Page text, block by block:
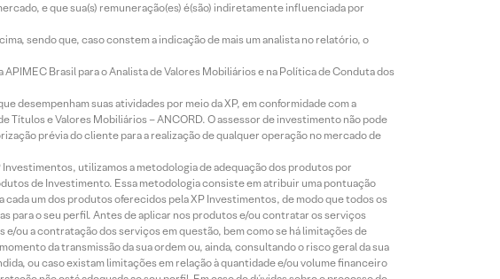
e que sua(s) remuneração(es) é(são) indiretamente influenciada por
sendo que, caso constem a indicação de mais um analista no relatório, o
Brasil para o Analista de Valores Mobiliários e na Política de Conduta dos
desempenham suas atividades por meio da XP, em conformidade com a
e Valores Mobiliários – ANCORD. O assessor de investimento não pode
prévia do cliente para a realização de qualquer operação no mercado de
utilizamos a metodologia de adequação dos produtos por
de Investimento. Essa metodologia consiste em atribuir uma pontuação
um dos produtos oferecidos pela XP Investimentos, de modo que todos os
para o seu perfil. Antes de aplicar nos produtos e/ou contratar os serviços
ou a contratação dos serviços em questão, bem como se há limitações de
da transmissão da sua ordem ou, ainda, consultando o risco geral da sua
ou caso existam limitações em relação à quantidade e/ou volume financeiro